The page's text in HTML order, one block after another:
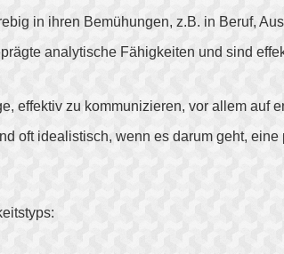
in ihren Bemühungen, z.B. in Beruf,
analytische Fähigkeiten und sind
effektiv zu kommunizieren, vor allem auf
oft idealistisch, wenn es darum geht,